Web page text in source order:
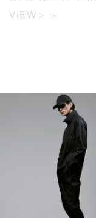
VIEW＞